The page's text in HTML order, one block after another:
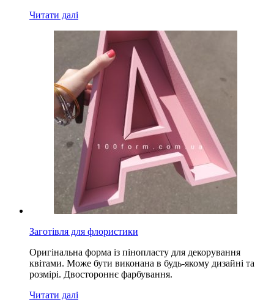
Читати далі
Заготівля для флористики
Оригінальна форма із пінопласту для декорування
квітами. Може бути виконана в будь-якому дизайні та
розмірі. Двостороннє фарбування.
Читати далі